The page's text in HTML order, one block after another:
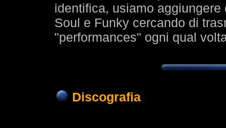
identifica, usiamo
Soul e Funky cercando di
"performances" ogni qual
Discografia